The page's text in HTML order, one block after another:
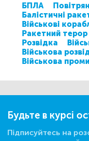
БПЛА
Балістичні
Військові
Ракетний терор
Розвідка
Військова
Військова
Будьте в курсі
Підписуйтесь на